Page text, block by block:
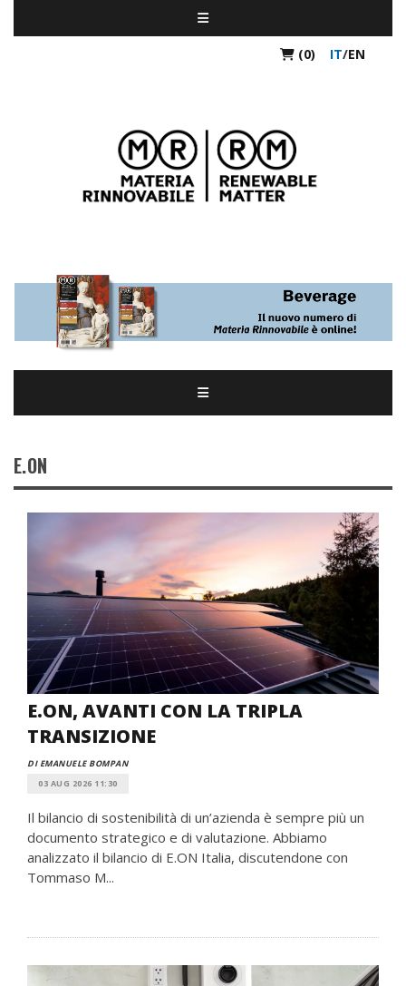
(0) IT/EN
E.ON
E.ON, AVANTI CON LA TRIPLA
TRANSIZIONE
DI EMANUELE BOMPAN
03 AUG 2026 11:30
Il bilancio di sostenibilità di un’azienda è sempre più un
documento strategico e di valutazione. Abbiamo
analizzato il bilancio di E.ON Italia, discutendone con
Tommaso M...